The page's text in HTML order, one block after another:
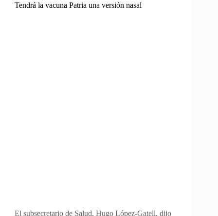
Tendrá la vacuna Patria una versión nasal
El subsecretario de Salud, Hugo López-Gatell, dijo